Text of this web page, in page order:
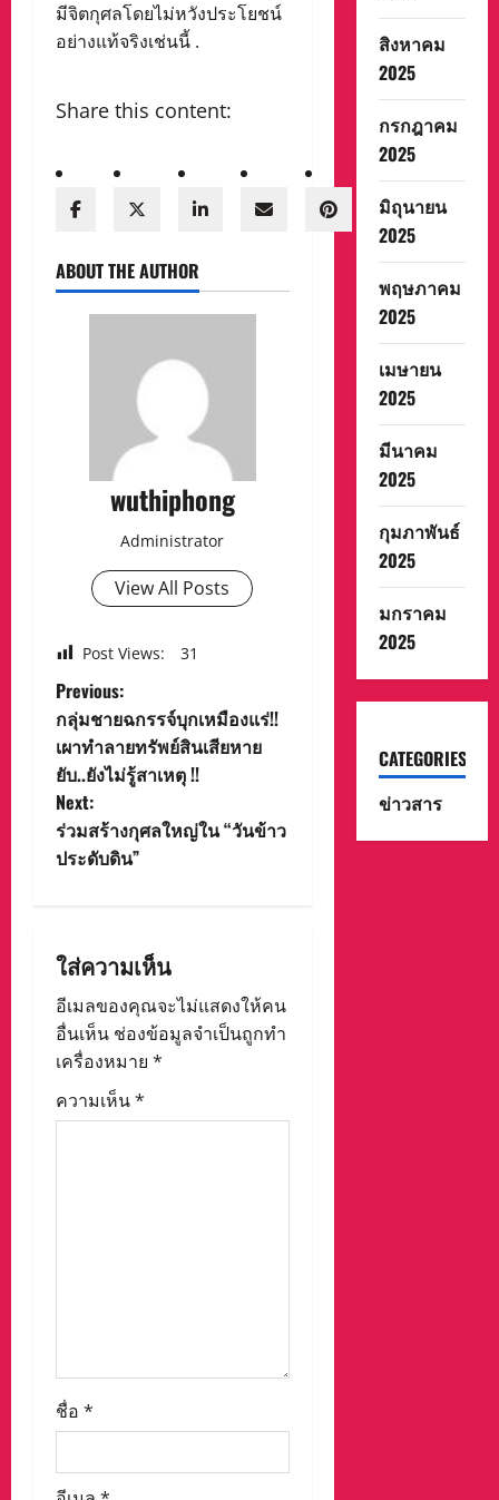
มีจิตกุศลโดยไม่หวังประโยชน์
อย่างแท้จริงเช่นนี้ .
Share this content:
ABOUT THE AUTHOR
wuthiphong
Administrator
View All Posts
Post Views: 31
P
o
s
t
v
i
g
a
Previous:
กลุ่มชายฉกรรจ์บุกเหมืองแร่!!
เผาทำลายทรัพย์สินเสียหาย
ยับ..ยังไม่รู้สาเหตุ !!
Next:
ร่วมสร้างกุศลใหญ่ใน “วันข้าว
ประดับดิน”
ใส่ความเห็น
อีเมลของคุณจะไม่แสดงให้คน
อื่นเห็น ช่องข้อมูลจำเป็นถูกทำ
เครื่องหมาย *
ความเห็น*
ชื่อ *
สิงหาคม
2025
กรกฎาคม
2025
มิถุนายน
2025
พฤษภาคม
2025
เมษายน
2025
มีนาคม
2025
กุมภาพันธ์
2025
มกราคม
2025
CATEGORIES
ข่าวสาร